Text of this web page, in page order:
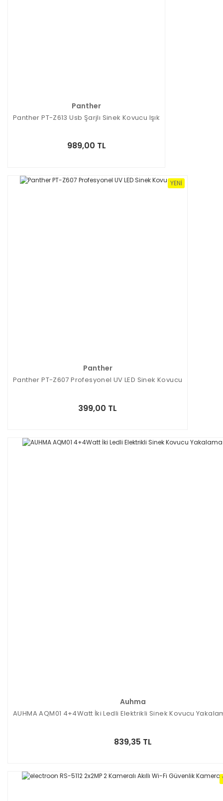
Panther
Panther PT-Z613 Usb Şarjlı Sinek Kovucu Işık
989,00 TL
YENI
Panther
Panther PT-Z607 Profesyonel UV LED Sinek Kovucu
399,00 TL
Auhma
AUHMA AQM01 4+4Watt İki Ledli Elektrikli Sinek Kovucu
839,35 TL